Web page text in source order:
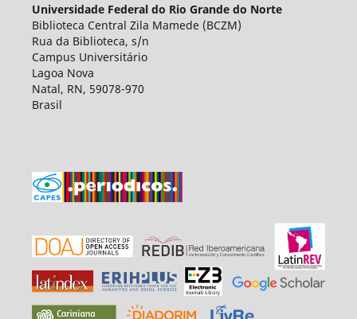
Universidade Federal do Rio Grande do Norte
Biblioteca Central Zila Mamede (BCZM)
Rua da Biblioteca, s/n
Campus Universitário
Lagoa Nova
Natal, RN, 59078-970
Brasil